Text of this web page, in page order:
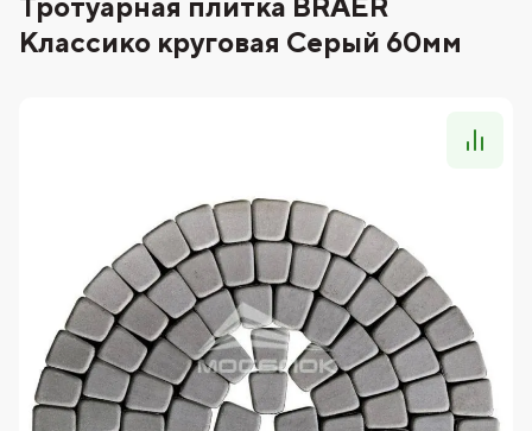
Классико круговая Серый 60мм